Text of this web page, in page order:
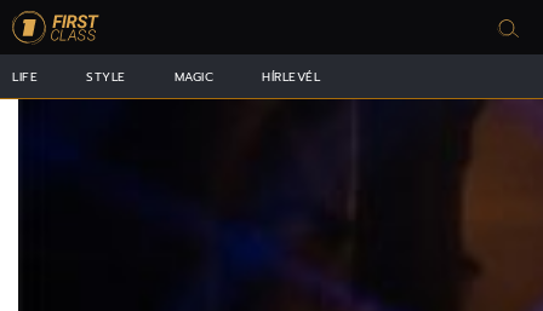
LIFE STYLE MAGIC HÍRLEVÉL